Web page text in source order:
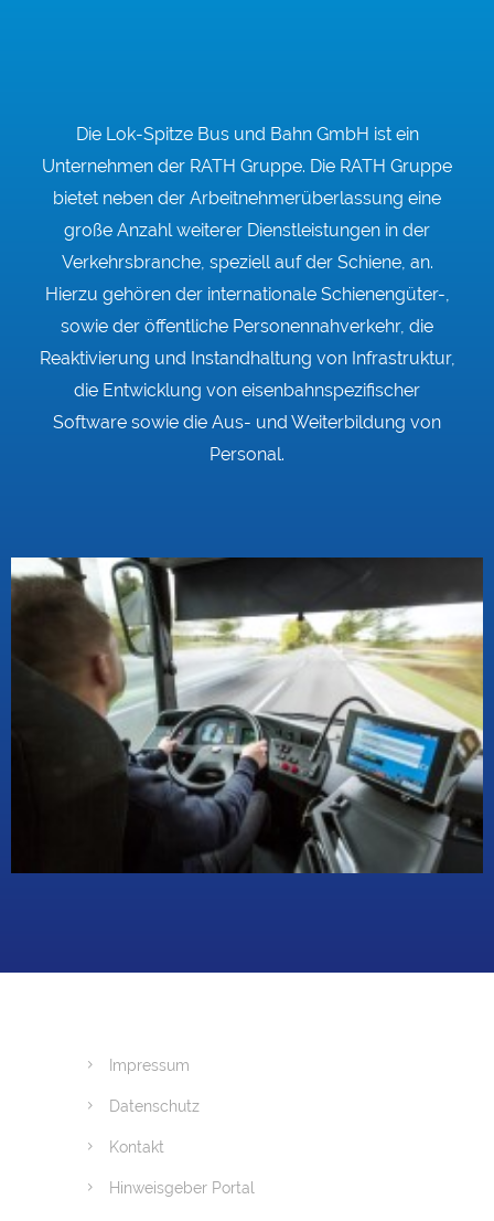
Die Lok-Spitze Bus und Bahn GmbH ist ein
Unternehmen der RATH Gruppe. Die RATH Gruppe
bietet neben der Arbeitnehmerüberlassung eine
große Anzahl weiterer Dienstleistungen in der
Verkehrsbranche, speziell auf der Schiene, an.
Hierzu gehören der internationale Schienengüter-,
sowie der öffentliche Personennahverkehr, die
Reaktivierung und Instandhaltung von Infrastruktur,
die Entwicklung von eisenbahnspezifischer
Software sowie die Aus- und Weiterbildung von
Personal.
Impressum
Datenschutz
Kontakt
Hinweisgeber Portal